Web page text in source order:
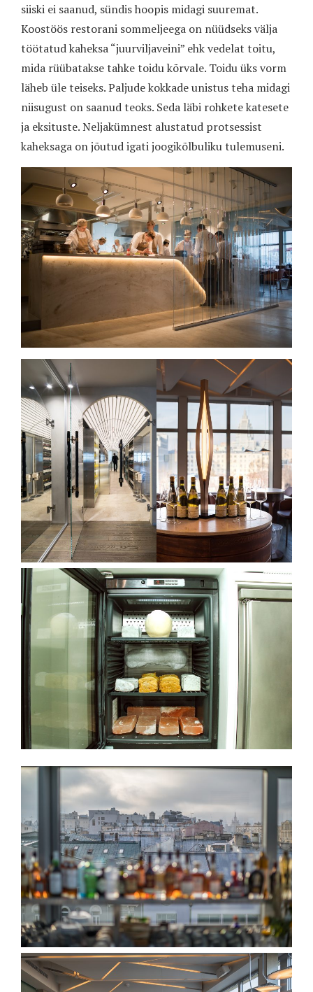
siiski ei saanud, sündis hoopis midagi suuremat.
Koostöös restorani sommeljeega on nüüdseks välja
töötatud kaheksa “juurviljaveini” ehk vedelat toitu,
mida rüübatakse tahke toidu kõrvale. Toidu üks vorm
läheb üle teiseks. Paljude kokkade unistus teha midagi
niisugust on saanud teoks. Seda läbi rohkete katesete
ja eksituste. Neljakümnest alustatud protsessist
kaheksaga on jõutud igati joogikõlbuliku tulemuseni.